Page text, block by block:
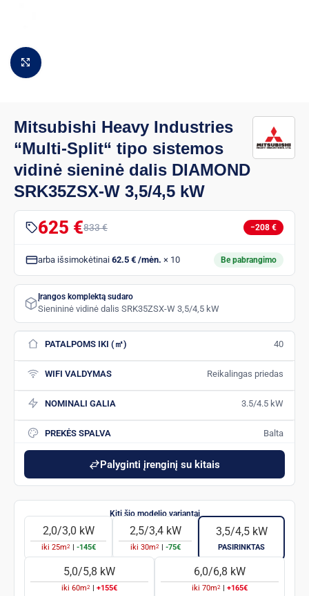
Padidinti vaizdą
Mitsubishi Heavy Industries
“Multi-Split“ tipo sistemos
vidinė sieninė dalis DIAMOND
SRK35ZSX-W 3,5/4,5 kW
625 €833 € −208 €
arba išsimokėtinai 62.5 € /mėn. × 10 Be pabrangimo
Įrangos komplektą sudaro
Sienininė vidinė dalis SRK35ZSX-W 3,5/4,5 kW
PATALPOMS IKI (㎡) 40
WIFI VALDYMAS Reikalingas priedas
NOMINALI GALIA 3.5/4.5 kW
PREKĖS SPALVA Balta
Palyginti įrenginį su kitais
2,0/3,0 kW
iki 25m2 -145€
2,5/3,4 kW
iki 30m2 -75€
3,5/4,5 kW
PASIRINKTAS
5,0/5,8 kW
iki 60m2 +155€
6,0/6,8 kW
iki 70m2 +165€